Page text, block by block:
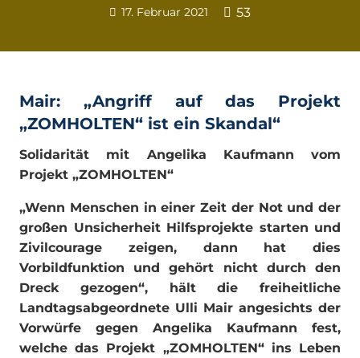
17. Februar 2021 53
Mair: „Angriff auf das Projekt
„ZOMHOLTEN“ ist ein Skandal“
Solidarität mit Angelika Kaufmann vom
Projekt „ZOMHOLTEN“
„Wenn Menschen in einer Zeit der Not und der
großen Unsicherheit Hilfsprojekte starten und
Zivilcourage zeigen, dann hat dies
Vorbildfunktion und gehört nicht durch den
Dreck gezogen“, hält die freiheitliche
Landtagsabgeordnete Ulli Mair angesichts der
Vorwürfe gegen Angelika Kaufmann fest,
welche das Projekt „ZOMHOLTEN“ ins Leben